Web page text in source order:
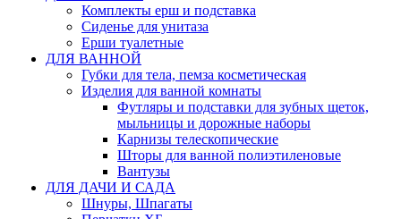
Комплекты ерш и подставка
Сиденье для унитаза
Ерши туалетные
ДЛЯ ВАННОЙ
Губки для тела, пемза косметическая
Изделия для ванной комнаты
Футляры и подставки для зубных щеток,
мыльницы и дорожные наборы
Карнизы телескопические
Шторы для ванной полиэтиленовые
Вантузы
ДЛЯ ДАЧИ И САДА
Шнуры, Шпагаты